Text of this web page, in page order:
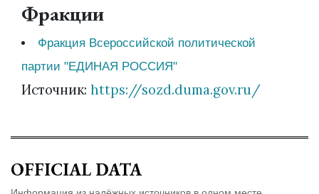
Фракции
Фракция Всероссийской политической
партии "ЕДИНАЯ РОССИЯ"
Источник: https://sozd.duma.gov.ru/
OFFICIAL DATA